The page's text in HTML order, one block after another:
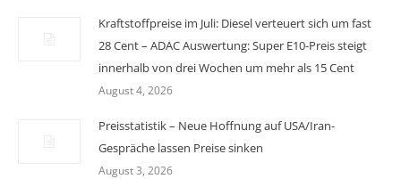
Kraftstoffpreise im Juli: Diesel verteuert sich um fast
28 Cent – ADAC Auswertung: Super E10-Preis steigt
innerhalb von drei Wochen um mehr als 15 Cent
August 4, 2026
Preisstatistik – Neue Hoffnung auf USA/Iran-
Gespräche lassen Preise sinken
August 3, 2026